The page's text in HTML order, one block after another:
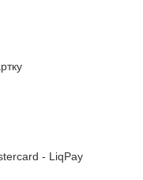
- LiqPay